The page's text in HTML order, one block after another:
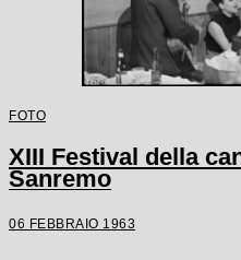
FOTO
XIII Festival della
Sanremo
06 FEBBRAIO 1963